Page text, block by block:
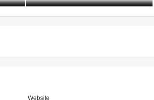
Website